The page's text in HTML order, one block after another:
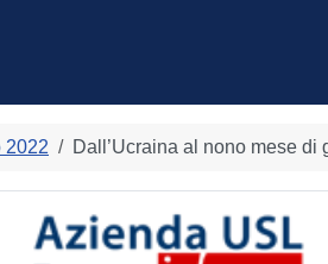
2022 Dall’Ucraina al nono mese di